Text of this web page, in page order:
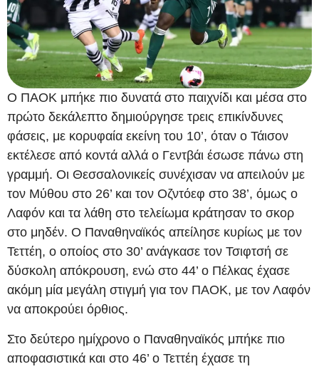
Ο ΠΑΟΚ μπήκε πιο δυνατά στο παιχνίδι και μέσα στο
πρώτο δεκάλεπτο δημιούργησε τρεις επικίνδυνες
φάσεις, με κορυφαία εκείνη του 10’, όταν ο Τάισον
εκτέλεσε από κοντά αλλά ο Γεντβάι έσωσε πάνω στη
γραμμή. Οι Θεσσαλονικείς συνέχισαν να απειλούν με
τον Μύθου στο 26’ και τον Οζντόεφ στο 38’, όμως ο
Λαφόν και τα λάθη στο τελείωμα κράτησαν το σκορ
στο μηδέν. Ο Παναθηναϊκός απείλησε κυρίως με τον
Τεττέη, ο οποίος στο 30’ ανάγκασε τον Τσιφτσή σε
δύσκολη απόκρουση, ενώ στο 44’ ο Πέλκας έχασε
ακόμη μία μεγάλη στιγμή για τον ΠΑΟΚ, με τον Λαφόν
να αποκρούει όρθιος.
Στο δεύτερο ημίχρονο ο Παναθηναϊκός μπήκε πιο
αποφασιστικά και στο 46’ ο Τεττέη έχασε τη